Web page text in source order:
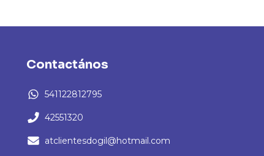
Contactános
541122812795
42551320
atclientesdogil@hotmail.com